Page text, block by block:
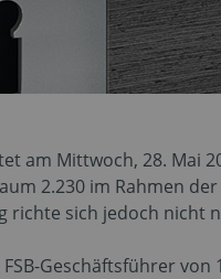
am Mittwoch, 28. Mai
2.230 im Rahmen
richte sich jedoch
FSB-Geschäftsführer